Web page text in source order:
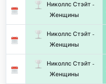
Николлс Стэйт -
Женщины
Николлс Стэйт -
Женщины
Николлс Стэйт -
Женщины